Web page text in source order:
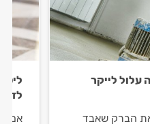
עלול לייקר
את הברק שאבד
אם